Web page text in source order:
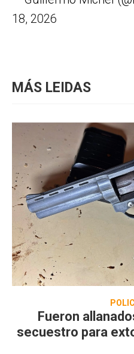
18, 2026
MÁS LEIDAS
Fueron
secuestro para